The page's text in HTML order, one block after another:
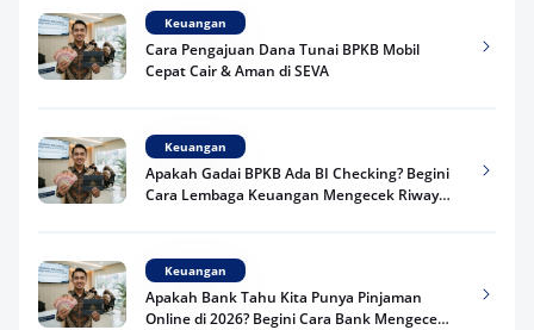
Keuangan
Cara Pengajuan Dana Tunai BPKB Mobil
Cepat Cair & Aman di SEVA
Keuangan
Apakah Gadai BPKB Ada BI Checking? Begini
Cara Lembaga Keuangan Mengecek Riwayat
Keuangan
Apakah Bank Tahu Kita Punya Pinjaman
Online di 2026? Begini Cara Bank Mengecek